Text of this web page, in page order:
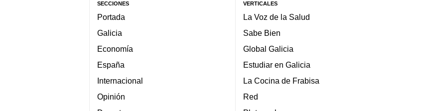
SECCIONES
Portada
Galicia
Economía
España
Internacional
Opinión
VERTICALES
La Voz de la Salud
Sabe Bien
Global Galicia
Estudiar en Galicia
La Cocina de Frabisa
Red